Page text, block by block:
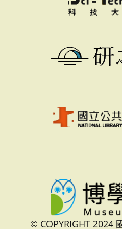
© COPYRIGHT 2024